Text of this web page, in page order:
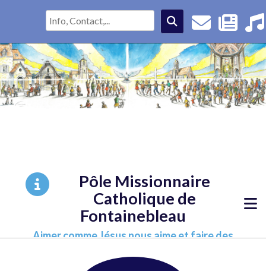
Pôle Missionnaire
Catholique de
Fontainebleau
Aimer comme Jésus nous aime et faire des